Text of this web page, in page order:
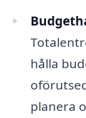
hålla
planera